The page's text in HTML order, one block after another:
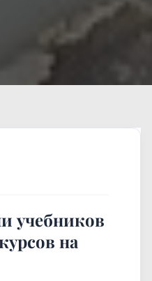
учебников
на